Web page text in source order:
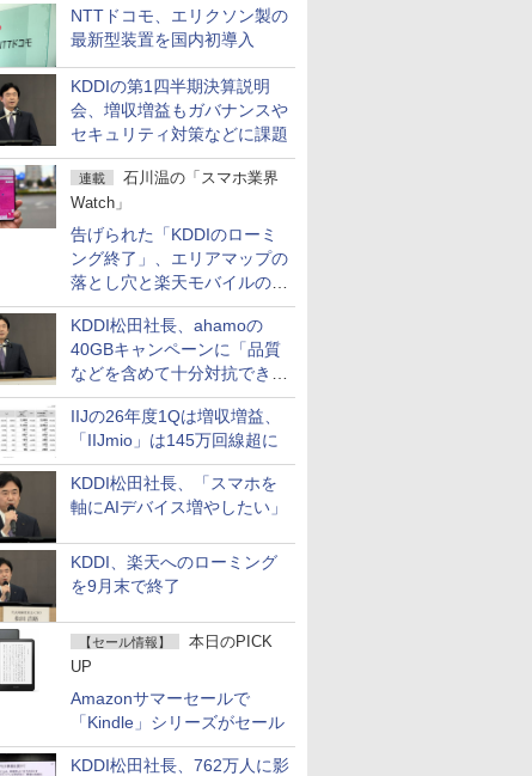
NTTドコモ、エリクソン製の
最新型装置を国内初導入
KDDIの第1四半期決算説明
会、増収増益もガバナンスや
セキュリティ対策などに課題
連載
石川温の「スマホ業界
Watch」
告げられた「KDDIのローミ
ング終了」、エリアマップの
落とし穴と楽天モバイルの課
題
KDDI松田社長、ahamoの
40GBキャンペーンに「品質
などを含めて十分対抗でき
る」
IIJの26年度1Qは増収増益、
「IIJmio」は145万回線超に
KDDI松田社長、「スマホを
軸にAIデバイス増やしたい」
KDDI、楽天へのローミング
を9月末で終了
【セール情報】
本日のPICK
UP
Amazonサマーセールで
「Kindle」シリーズがセール
KDDI松田社長、762万人に影